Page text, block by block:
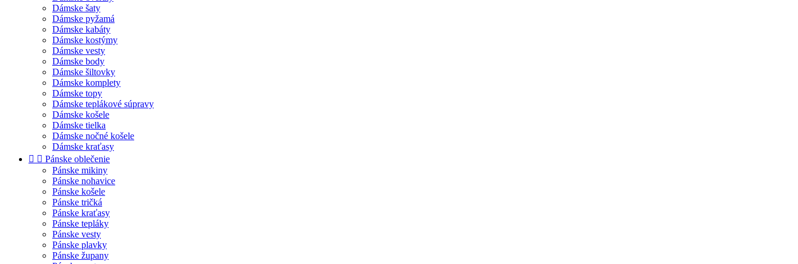
Dámske šaty
Dámske pyžamá
Dámske kabáty
Dámske kostýmy
Dámske vesty
Dámske body
Dámske šiltovky
Dámske komplety
Dámske topy
Dámske teplákové súpravy
Dámske košele
Dámske tielka
Dámske nočné košele
Dámske kraťasy
  Pánske oblečenie
Pánske mikiny
Pánske nohavice
Pánske košele
Pánske tričká
Pánske kraťasy
Pánske tepláky
Pánske vesty
Pánske plavky
Pánske župany